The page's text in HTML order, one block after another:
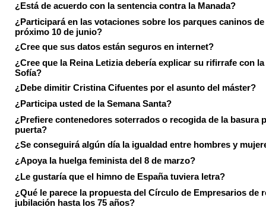
¿Está de acuerdo con la sentencia contra la Manada?
¿Participará en las votaciones sobre los parques caninos de
próximo 10 de junio?
¿Cree que sus datos están seguros en internet?
¿Cree que la Reina Letizia debería explicar su rifirrafe con la
Sofía?
¿Debe dimitir Cristina Cifuentes por el asunto del máster?
¿Participa usted de la Semana Santa?
¿Prefiere contenedores soterrados o recogida de la basura
puerta?
¿Se conseguirá algún día la igualdad entre hombres y
¿Apoya la huelga feminista del 8 de marzo?
¿Le gustaría que el himno de España tuviera letra?
¿Qué le parece la propuesta del Círculo de Empresarios de
jubilación hasta los 75 años?